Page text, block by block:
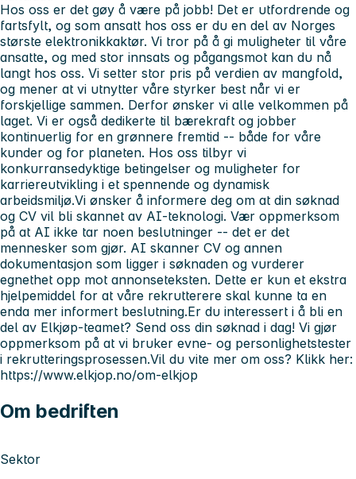
Hos oss er det gøy å være på jobb! Det er utfordrende og
fartsfylt, og som ansatt hos oss er du en del av Norges
største elektronikkaktør. Vi tror på å gi muligheter til våre
ansatte, og med stor innsats og pågangsmot kan du nå
langt hos oss. Vi setter stor pris på verdien av mangfold,
og mener at vi utnytter våre styrker best når vi er
forskjellige sammen. Derfor ønsker vi alle velkommen på
laget. Vi er også dedikerte til bærekraft og jobber
kontinuerlig for en grønnere fremtid -- både for våre
kunder og for planeten. Hos oss tilbyr vi
konkurransedyktige betingelser og muligheter for
karriereutvikling i et spennende og dynamisk
arbeidsmiljø.Vi ønsker å informere deg om at din søknad
og CV vil bli skannet av AI-teknologi. Vær oppmerksom
på at AI ikke tar noen beslutninger -- det er det
mennesker som gjør. AI skanner CV og annen
dokumentasjon som ligger i søknaden og vurderer
egnethet opp mot annonseteksten. Dette er kun et ekstra
hjelpemiddel for at våre rekrutterere skal kunne ta en
enda mer informert beslutning.Er du interessert i å bli en
del av Elkjøp-teamet? Send oss din søknad i dag! Vi gjør
oppmerksom på at vi bruker evne- og personlighetstester
i rekrutteringsprosessen.Vil du vite mer om oss? Klikk her:
https://www.elkjop.no/om-elkjop
Om bedriften
Sektor